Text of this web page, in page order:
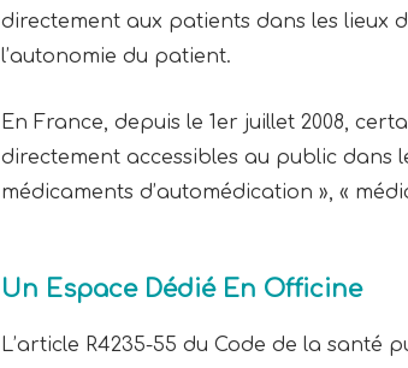
directement aux patients dans les lieux
l’autonomie du patient.
En France, depuis le 1er juillet 2008,
directement accessibles au public dans
médicaments d’automédication », «
Un Espace Dédié En Officine
L’article R4235-55 du Code de la santé